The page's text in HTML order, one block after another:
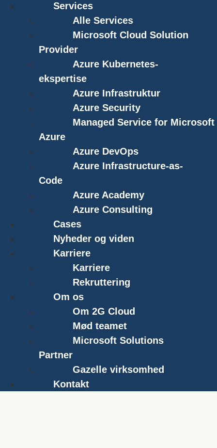
Services
Alle Services
Microsoft Cloud Solution
Provider
Azure Kubernetes-
ekspertise
Azure Infrastruktur
Azure Security
Managed Service for Microsoft
Azure
Azure DevOps
Azure Infrastructure-as-
Code
Azure Academy
Azure Consulting
Cases
Nyheder og viden
Karriere
Karriere
Rekruttering
Om os
Om 2G Cloud
Mød teamet
Microsoft Solutions
Partner
Gazelle virksomhed
Kontakt